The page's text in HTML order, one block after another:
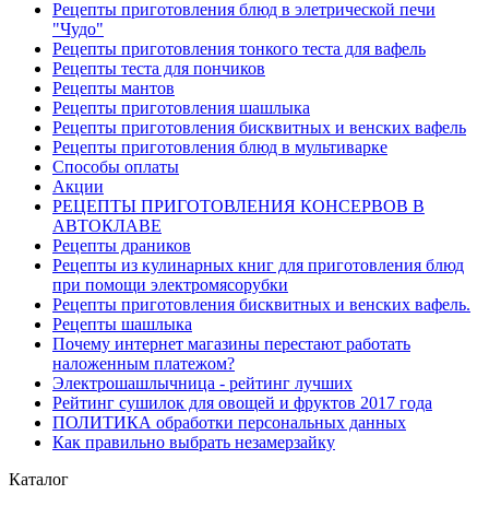
Рецепты приготовления блюд в элетрической печи
"Чудо"
Рецепты приготовления тонкого теста для вафель
Рецепты теста для пончиков
Рецепты мантов
Рецепты приготовления шашлыка
Рецепты приготовления бисквитных и венских вафель
Рецепты приготовления блюд в мультиварке
Способы оплаты
Акции
РЕЦЕПТЫ ПРИГОТОВЛЕНИЯ КОНСЕРВОВ В
АВТОКЛАВЕ
Рецепты драников
Рецепты из кулинарных книг для приготовления блюд
при помощи электромясорубки
Рецепты приготовления бисквитных и венских вафель.
Рецепты шашлыка
Почему интернет магазины перестают работать
наложенным платежом?
Электрошашлычница - рейтинг лучших
Рейтинг сушилок для овощей и фруктов 2017 года
ПОЛИТИКА обработки персональных данных
Как правильно выбрать незамерзайку
Каталог